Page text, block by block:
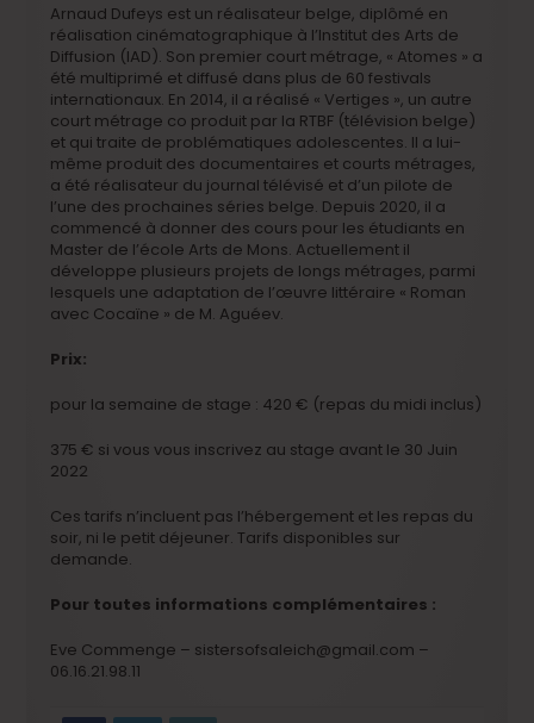
Arnaud Dufeys est un réalisateur belge, diplômé en
réalisation cinématographique à l’Institut des Arts de
Diffusion (IAD). Son premier court métrage, « Atomes » a
été multiprimé et diffusé dans plus de 60 festivals
internationaux. En 2014, il a réalisé « Vertiges », un autre
court métrage co produit par la RTBF (télévision belge)
et qui traite de problématiques adolescentes. Il a lui-
même produit des documentaires et courts métrages,
a été réalisateur du journal télévisé et d’un pilote de
l’une des prochaines séries belge. Depuis 2020, il a
commencé à donner des cours pour les étudiants en
Master de l’école Arts de Mons. Actuellement il
développe plusieurs projets de longs métrages, parmi
lesquels une adaptation de l’œuvre littéraire « Roman
avec Cocaïne » de M. Aguéev.
Prix:
pour la semaine de stage : 420 € (repas du midi inclus)
375 € si vous vous inscrivez au stage avant le 30 Juin
2022
Ces tarifs n’incluent pas l’hébergement et les repas du
soir, ni le petit déjeuner. Tarifs disponibles sur
demande.
Pour toutes informations complémentaires :
Eve Commenge – sistersofsaleich@gmail.com –
06.16.21.98.11